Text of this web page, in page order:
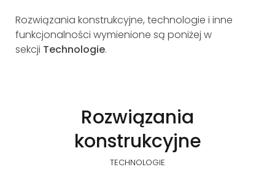
Rozwiązania konstrukcyjne, technologie i inne
funkcjonalności wymienione są poniżej w
sekcji Technologie.
Rozwiązania
konstrukcyjne
TECHNOLOGIE